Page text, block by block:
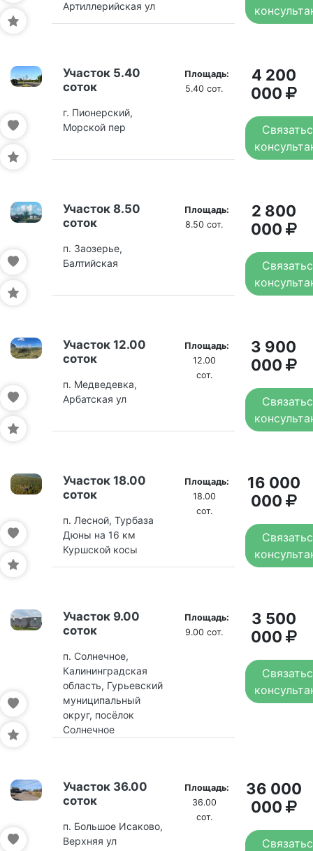
Артиллерийская ул
Участок 5.40
соток
г. Пионерский,
Морской пер
Площадь:
5.40 сот.
4 200
000
Участок 8.50
соток
п. Заозерье,
Балтийская
Площадь:
8.50 сот.
2 800
000
Участок 12.00
соток
п. Медведевка,
Арбатская ул
Площадь:
12.00
сот.
3 900
000
Участок 18.00
соток
п. Лесной, Турбаза
Дюны на 16 км
Куршской косы
Площадь:
18.00
сот.
16 000
000
Участок 9.00
соток
п. Солнечное,
Калининградская
область, Гурьевский
муниципальный
округ, посёлок
Солнечное
Площадь:
9.00 сот.
3 500
000
Участок 36.00
соток
п. Большое Исаково,
Верхняя ул
Площадь:
36.00
сот.
36 000
000